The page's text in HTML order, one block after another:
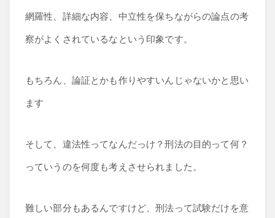
網羅性、詳細な内容、中立性を保ちながらの論点の考
察がよくされているなという印象です。
もちろん、論証とかも作りやすいんじゃないかと思い
ます
そして、違法性ってなんだっけ？刑法の目的って何？
っていうのを何度も考えさせられました。
難しい部分もあるんですけど、刑法って試験だけを意